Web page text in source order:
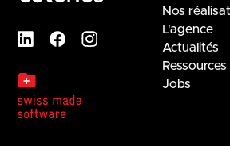
Nos
L'agence
Actualités
Ressources
Jobs